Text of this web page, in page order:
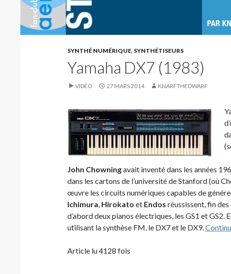
SYNTHÉ NUMÉRIQUE, SYNTHÉTISEURS
Yamaha DX7 (1983)
VIDÉO 27 MARS 2014 KNARFTHEDWARF
John Chowningavait inventé dans les années
dans les cartons de l’université de Stanford (où
œuvre les circuits numériques capables de
Ichimura, Hirokato et Endos réussissent, fin
d’abord deux pianos électriques, les GS1 et GS2.
utilisant la synthèse FM, le DX7 et le DX9.
Article lu 4128 fois